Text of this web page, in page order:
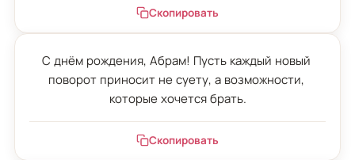
Скопировать
С днём рождения, Абрам! Пусть каждый новый
поворот приносит не суету, а возможности,
которые хочется брать.
Скопировать